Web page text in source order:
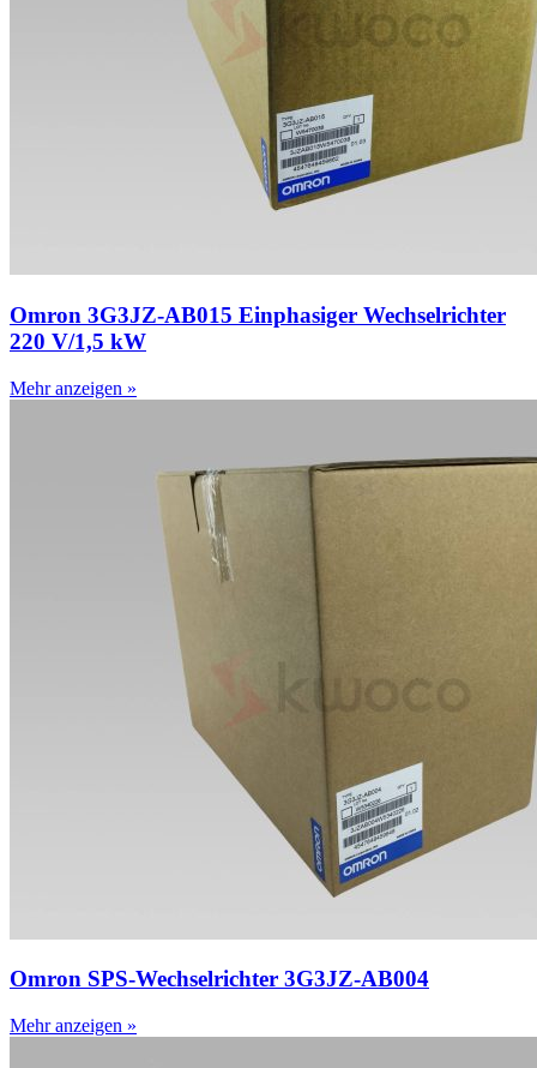
Omron 3G3JZ-AB015 Einphasiger Wechselrichter
220 V/1,5 kW
Mehr anzeigen »
Omron SPS-Wechselrichter 3G3JZ-AB004
Mehr anzeigen »